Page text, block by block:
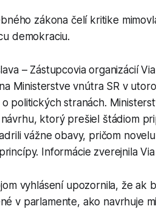
zákona čelí kritike
demokraciu.
– Zástupcovia organizácií
Ministerstve vnútra SR v
politických stranách.
ktorý prešiel štádiom
vážne obavy, pričom
Informácie zverejnila
vyhlásení upozornila, že
v parlamente, ako navrhuje